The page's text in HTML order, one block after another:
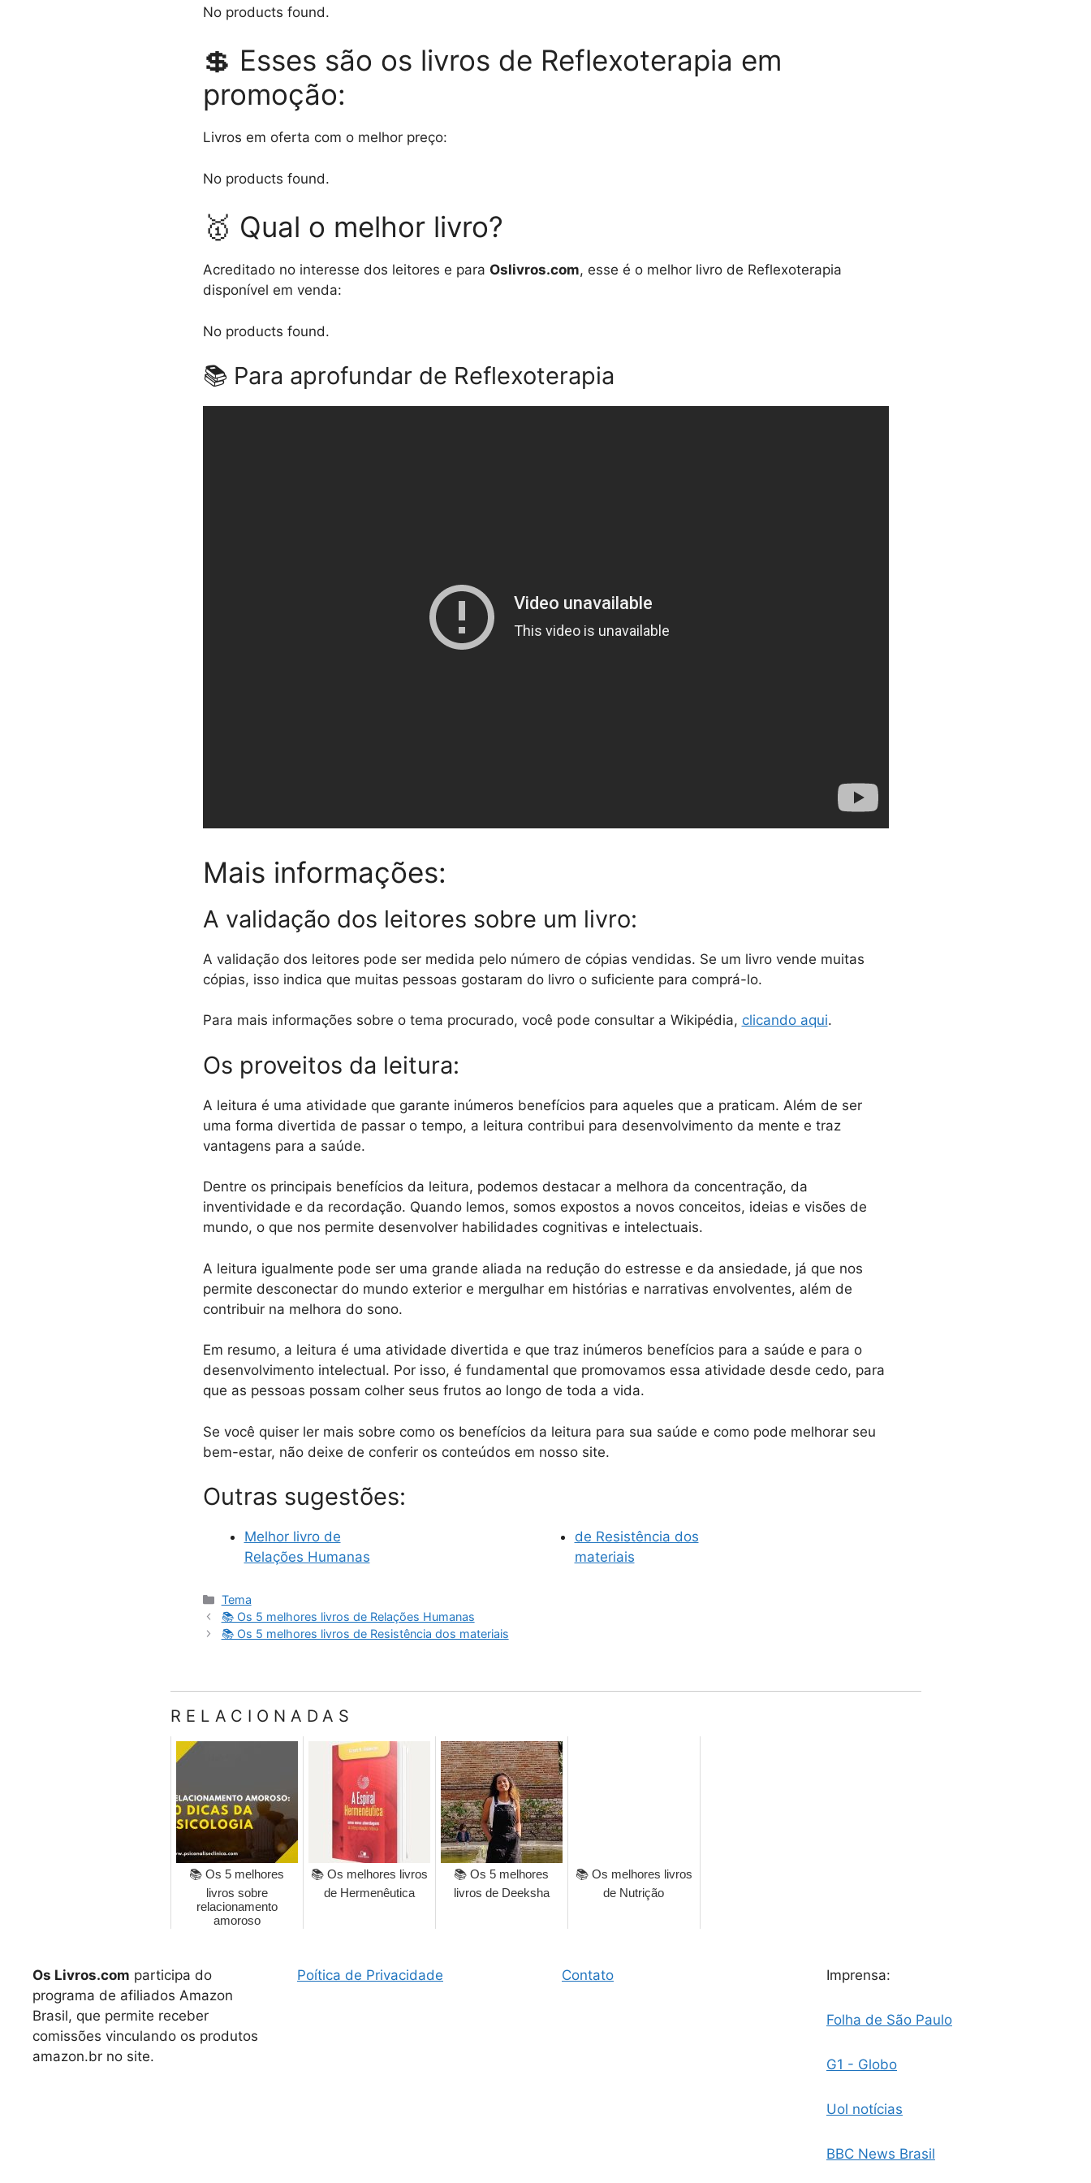
No products found.
💲 Esses são os livros de Reflexoterapia em
promoção:
Livros em oferta com o melhor preço:
No products found.
🥇 Qual o melhor livro?
Acreditado no interesse dos leitores e para Oslivros.com, esse é o melhor livro de Reflexoterapia
disponível em venda:
No products found.
📚 Para aprofundar de Reflexoterapia
Mais informações:
A validação dos leitores sobre um livro:
A validação dos leitores pode ser medida pelo número de cópias vendidas. Se um livro vende muitas
cópias, isso indica que muitas pessoas gostaram do livro o suficiente para comprá-lo.
Para mais informações sobre o tema procurado, você pode consultar a Wikipédia, clicando aqui.
Os proveitos da leitura:
A leitura é uma atividade que garante inúmeros benefícios para aqueles que a praticam. Além de ser
uma forma divertida de passar o tempo, a leitura contribui para desenvolvimento da mente e traz
vantagens para a saúde.
Dentre os principais benefícios da leitura, podemos destacar a melhora da concentração, da
inventividade e da recordação. Quando lemos, somos expostos a novos conceitos, ideias e visões de
mundo, o que nos permite desenvolver habilidades cognitivas e intelectuais.
A leitura igualmente pode ser uma grande aliada na redução do estresse e da ansiedade, já que nos
permite desconectar do mundo exterior e mergulhar em histórias e narrativas envolventes, além de
contribuir na melhora do sono.
Em resumo, a leitura é uma atividade divertida e que traz inúmeros benefícios para a saúde e para o
desenvolvimento intelectual. Por isso, é fundamental que promovamos essa atividade desde cedo, para
que as pessoas possam colher seus frutos ao longo de toda a vida.
Se você quiser ler mais sobre como os benefícios da leitura para sua saúde e como pode melhorar seu
bem-estar, não deixe de conferir os conteúdos em nosso site.
Outras sugestões:
Melhor livro de
Relações Humanas
de Resistência dos
materiais
Categorias
Tema
📚 Os 5 melhores livros de Relações Humanas
📚 Os 5 melhores livros de Resistência dos materiais
RELACIONADAS
📚 Os 5 melhores
livros sobre
relacionamento
amoroso
📚 Os melhores livros
de Hermenêutica
📚 Os 5 melhores
livros de Deeksha
📚 Os melhores livros
de Nutrição
Os Livros.com participa do
programa de afiliados Amazon
Brasil, que permite receber
comissões vinculando os produtos
amazon.br no site.
Poítica de Privacidade Contato Imprensa:
Folha de São Paulo
G1 - Globo
Uol notícias
BBC News Brasil